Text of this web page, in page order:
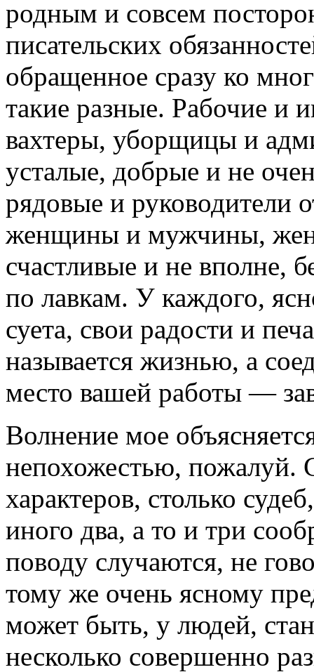
родным и совсем
писательских
обращенное сразу ко
такие разные. Рабочие и
вахтеры, уборщицы и
усталые, добрые и не
рядовые и руководители
женщины и мужчины,
счастливые и не вполне,
по лавкам. У каждого,
суета, свои радости и
называется жизнью, а
место вашей работы —
Волнение мое
непохожестью, пожалуй.
характеров, столько
иного два, а то и три
поводу случаются, не
тому же очень ясному
может быть, у людей,
несколько совершенно